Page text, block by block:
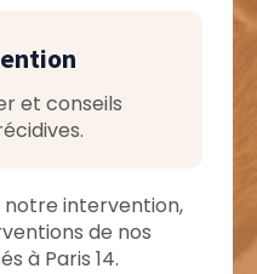
et conseils
notre intervention,
de nos
à Paris 14.